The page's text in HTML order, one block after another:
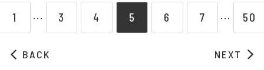
BACK
1 ⋯ 3 4 5 6 7 ⋯ 50
NEXT